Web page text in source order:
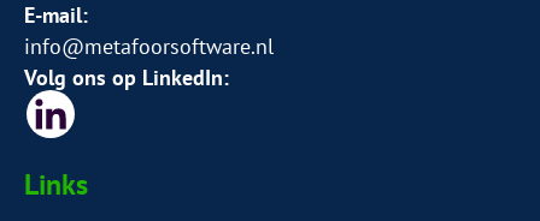
E-mail:
info@metafoorsoftware.nl
Volg ons op LinkedIn:
Links